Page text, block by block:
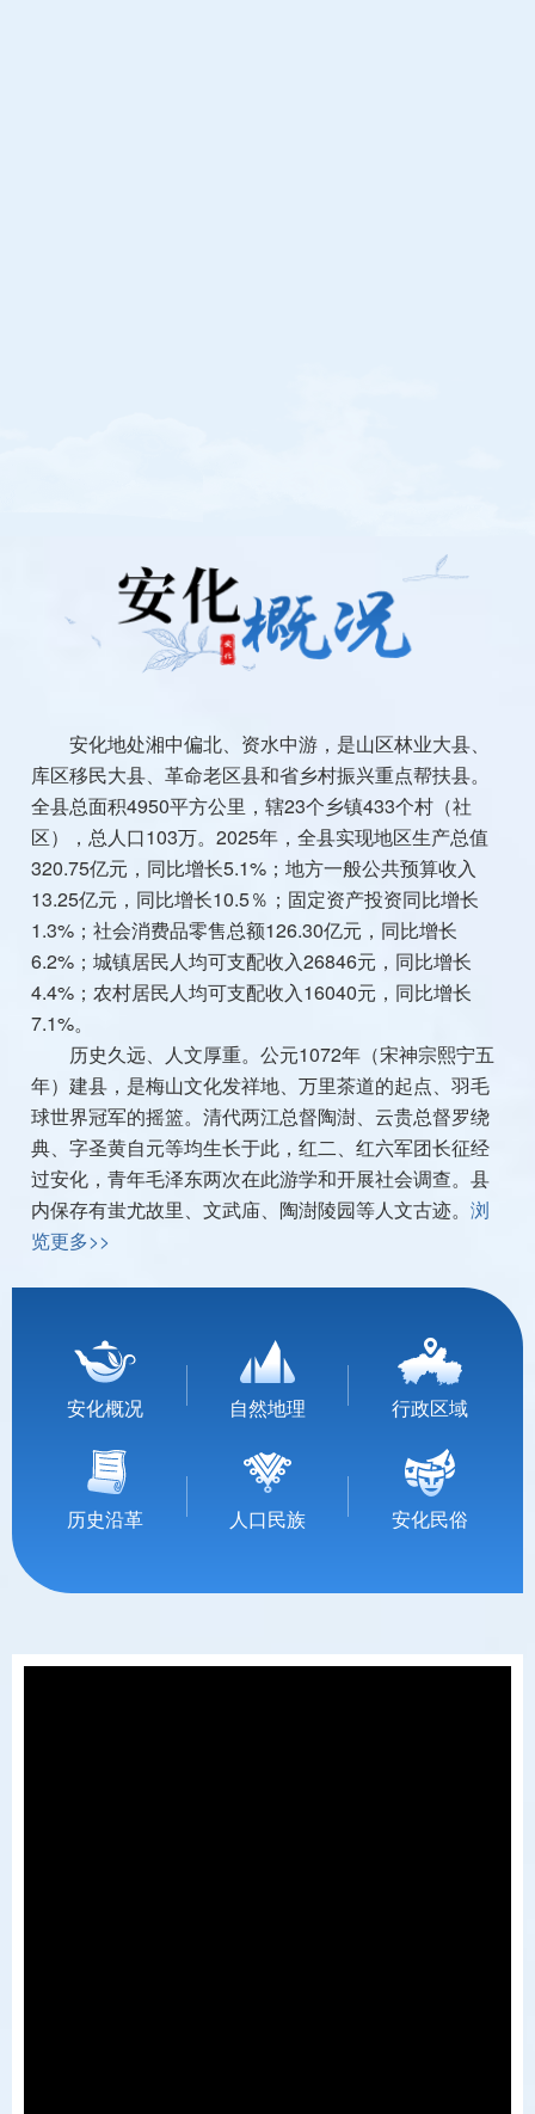
安化地处湘中偏北、资水中游，是山区林业大县、
库区移民大县、革命老区县和省乡村振兴重点帮扶县。
全县总面积4950平方公里，辖23个乡镇433个村（社
区），总人口103万。2025年，全县实现地区生产总值
320.75亿元，同比增长5.1%；地方一般公共预算收入
13.25亿元，同比增长10.5％；固定资产投资同比增长
1.3%；社会消费品零售总额126.30亿元，同比增长
6.2%；城镇居民人均可支配收入26846元，同比增长
4.4%；农村居民人均可支配收入16040元，同比增长
7.1%。
历史久远、人文厚重。公元1072年（宋神宗熙宁五
年）建县，是梅山文化发祥地、万里茶道的起点、羽毛
球世界冠军的摇篮。清代两江总督陶澍、云贵总督罗绕
典、字圣黄自元等均生长于此，红二、红六军团长征经
过安化，青年毛泽东两次在此游学和开展社会调查。县
内保存有蚩尤故里、文武庙、陶澍陵园等人文古迹。 浏
览更多>>
安化概况 自然地理 行政区域
历史沿革 人口民族 安化民俗